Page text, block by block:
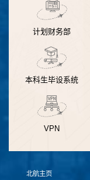
计划财务部
本科生毕设系统
VPN
北航主页